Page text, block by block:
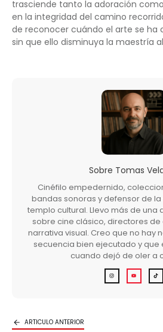
trasciende tanto la adoración
en la integridad del camino
de reconocer cuándo el arte se ha
sin que ello disminuya la maestría
Sobre Tomas
Cinéfilo empedernido,
bandas sonoras y defensor de
templo cultural. Llevo más de
sobre cine clásico, directores de
narrativa visual. Creo que no hay
secuencia bien ejecutado y que
cuando dejó de oler a
ARTICULO ANTERIOR